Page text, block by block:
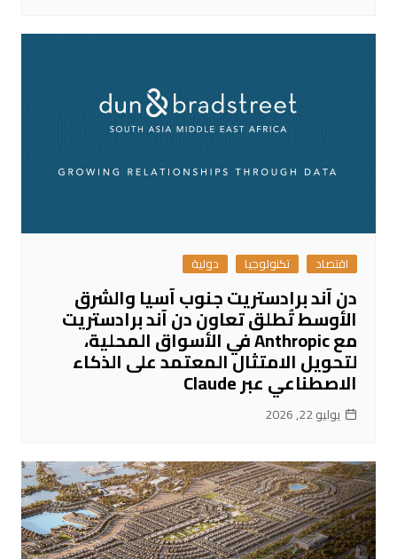
اقتصاد تكنولوجيا دولية
دن آند برادستريت جنوب آسيا والشرق
الأوسط تُطلق تعاون دن آند برادستريت
مع Anthropic في الأسواق المحلية،
لتحويل الامتثال المعتمد على الذكاء
الاصطناعي عبر Claude
يوليو 22, 2026